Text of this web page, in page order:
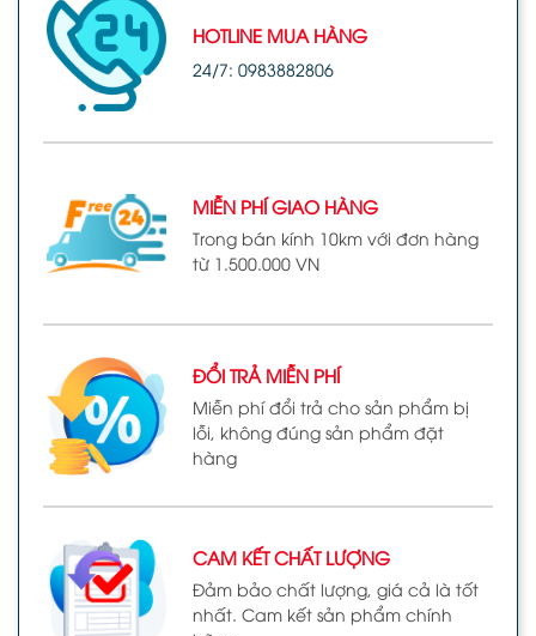
HOTLINE MUA HÀNG
24/7: 0983882806
MIỄN PHÍ GIAO HÀNG
Trong bán kính 10km với đơn hàng
từ 1.500.000 VN
ĐỔI TRẢ MIỄN PHÍ
Miễn phí đổi trả cho sản phẩm bị
lỗi, không đúng sản phẩm đặt
hàng
CAM KẾT CHẤT LƯỢNG
Đảm bảo chất lượng, giá cả là tốt
nhất. Cam kết sản phẩm chính